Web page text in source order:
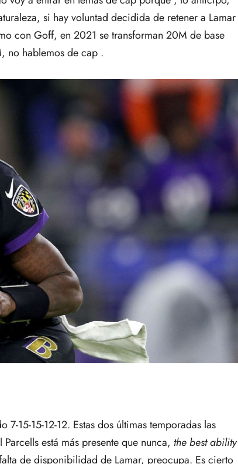
si hay voluntad decidida de retener a Lamar
con Goff, en 2021 se transforman 20M de base
no hablemos de cap .
15-15-12-12. Estas dos últimas temporadas las
está más presente que nunca, the best ability
de disponibilidad de Lamar, preocupa. Es cierto